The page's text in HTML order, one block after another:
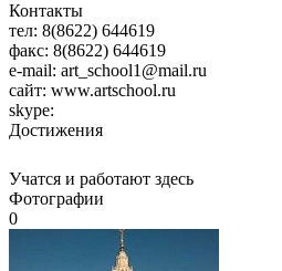
Контакты
тел: 8(8622) 644619
факс: 8(8622) 644619
e-mail: art_school1@mail.ru
сайт: www.artschool.ru
skype:
Достижения
Учатся и работают здесь
Фотографии
0